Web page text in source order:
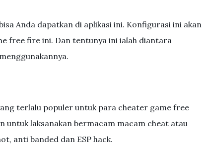
Anda dapatkan di aplikasi ini. Konfigurasi ini akan
free fire ini. Dan tentunya ini ialah diantara
terlalu populer untuk para cheater game free
untuk laksanakan bermacam macam cheat atau
anti banded dan ESP hack.